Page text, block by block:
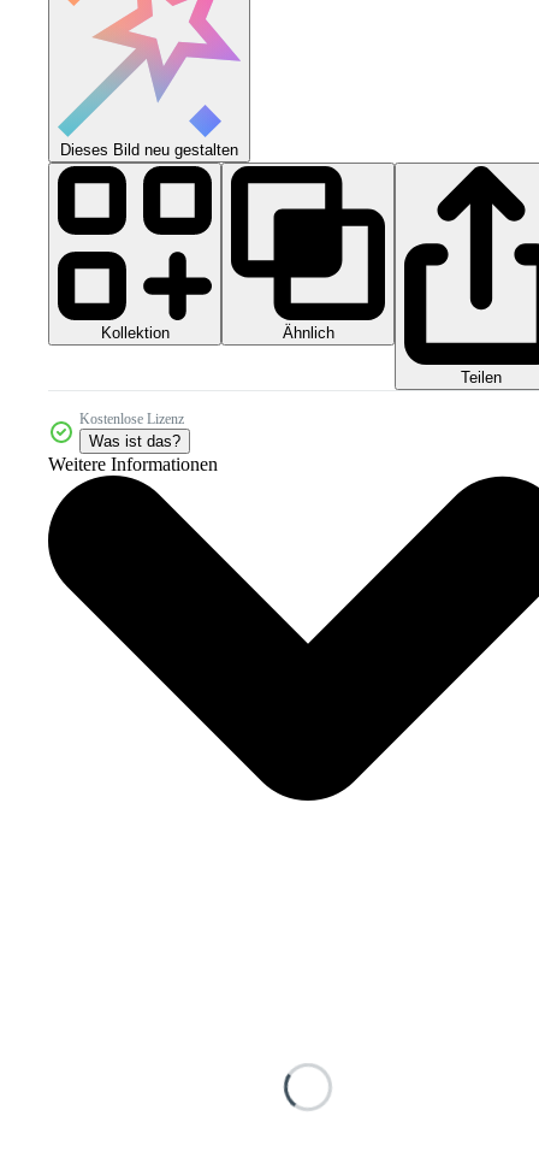
Dieses Bild neu gestalten
Kollektion Ähnlich
Teilen
Kostenlose Lizenz
Was ist das?
Weitere Informationen